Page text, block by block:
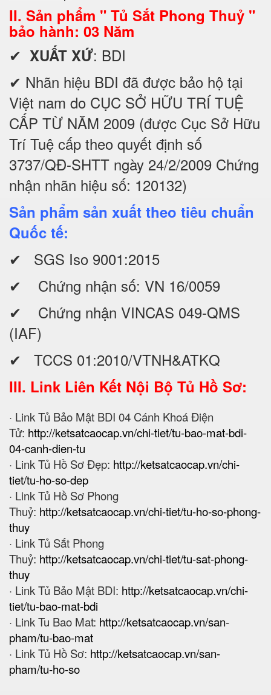
II. Sản phẩm " Tủ Sắt Phong Thuỷ "
bảo hành: 03 Năm
✔ XUẤT XỨ: BDI
✔ Nhãn hiệu BDI đã được bảo hộ tại
Việt nam do CỤC SỞ HỮU TRÍ TUỆ
CẤP TỪ NĂM 2009 (được Cục Sở Hữu
Trí Tuệ cấp theo quyết định số
3737/QĐ-SHTT ngày 24/2/2009 Chứng
nhận nhãn hiệu số: 120132)
Sản phẩm sản xuất theo tiêu chuẩn
Quốc tế:
✔ SGS Iso 9001:2015
✔ Chứng nhận số: VN 16/0059
✔ Chứng nhận VINCAS 049-QMS
(IAF)
✔ TCCS 01:2010/VTNH&ATKQ
III. Link Liên Kết Nội Bộ Tủ Hồ Sơ:
· Link Tủ Bảo Mật BDI 04 Cánh Khoá Điện
Tử: http://ketsatcaocap.vn/chi-tiet/tu-bao-mat-bdi-
04-canh-dien-tu
· Link Tủ Hồ Sơ Đẹp: http://ketsatcaocap.vn/chi-
tiet/tu-ho-so-dep
· Link Tủ Hồ Sơ Phong
Thuỷ: http://ketsatcaocap.vn/chi-tiet/tu-ho-so-phong-
thuy
· Link Tủ Sắt Phong
Thuỷ: http://ketsatcaocap.vn/chi-tiet/tu-sat-phong-
thuy
· Link Tủ Bảo Mật BDI: http://ketsatcaocap.vn/chi-
tiet/tu-bao-mat-bdi
· Link Tu Bao Mat: http://ketsatcaocap.vn/san-
pham/tu-bao-mat
· Link Tủ Hồ Sơ: http://ketsatcaocap.vn/san-
pham/tu-ho-so